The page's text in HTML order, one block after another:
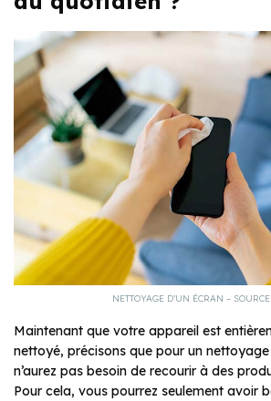
NETTOYAGE D’UN ÉCRAN –
Maintenant que votre appareil est
nettoyé, précisons que pour un
n’aurez pas besoin de recourir à des
Pour cela, vous pourrez seulement avoir